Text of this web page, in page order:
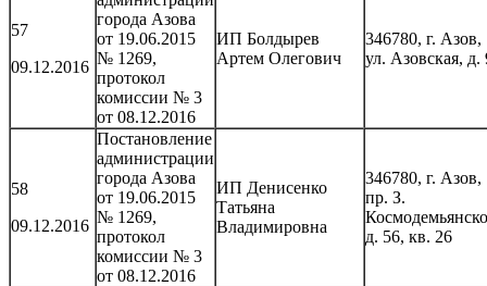
57
09.12.2016
города Азова
от 19.06.2015
№ 1269,
протокол
комиссии № 3
от 08.12.2016
ИП Болдырев
Артем Олегович
346780, г. Азов,
ул. Азовская, д.
58
09.12.2016
Постановление
администрации
города Азова
от 19.06.2015
№ 1269,
протокол
комиссии № 3
от 08.12.2016
ИП Денисенко
Татьяна
Владимировна
346780, г. Азов,
пр. З.
д. 56, кв. 26